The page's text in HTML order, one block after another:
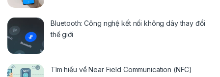
Bluetooth: Công nghệ kết nối không dây thay đổi
thế giới
Tìm hiểu về Near Field Communication (NFC)